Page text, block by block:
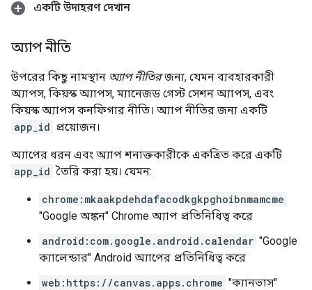
একটি উদাহরণ দেখান
অ্যাপ নীতি
উপরের কিছু নামস্থান অ্যাপ নীতিরজন্য, যেমন ব্যবহারকারী
অ্যাপস, কিয়স্ক অ্যাপস, ম্যানেজড গেস্ট সেশন অ্যাপস, এবং
কিয়স্ক অ্যাপস কনফিগার নীতি। অ্যাপ নীতির জন্য একটি
app_id প্রয়োজন।
অ্যাপের ধরন এবং অ্যাপ শনাক্তকারীকে একত্রিত করে একটি
app_id তৈরি করা হয়। যেমন:
chrome:mkaakpdehdafacodkgkpghoibnmamcme
"Google অঙ্কন" Chrome অ্যাপ প্রতিনিধিত্ব করে
android:com.google.android.calendar "Google
ক্যালেন্ডার" Android অ্যাপের প্রতিনিধিত্ব করে
web:https://canvas.apps.chrome "ক্যানভাস"